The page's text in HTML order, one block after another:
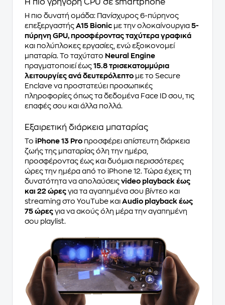
Η πιο γρήγορη CPU σε smartphone
Η πιο δυνατή ομάδα: Πανίσχυρος 6-πύρηνος
επεξεργαστής A15 Bionic με την ολοκαίνουργια 5-
πύρηνη GPU, προσφέροντας ταχύτερα γραφικά
και πολύπλοκες εργασίες, ενώ εξοικονομεί
μπαταρία. Το ταχύτατο Neural Engine
πραγματοποιεί έως 15.8 τρισεκατομμύρια
λειτουργίες ανά δευτερόλεπτο με το Secure
Enclave να προστατεύει προσωπικές
πληροφορίες όπως τα δεδομένα Face ID σου, τις
επαφές σου και άλλα πολλά.
Εξαιρετική διάρκεια μπαταρίας
Το iPhone 13 Pro προσφέρει απίστευτη διάρκεια
ζωής της μπαταρίας όλη την ημέρα,
προσφέροντας έως και δυόμισι περισσότερες
ώρες την ημέρα από το iPhone 12. Τώρα έχεις τη
δυνατότητα να απολαύσεις video playback έως
και 22 ώρες για τα αγαπημένα σου βίντεο και
streaming στο YouTube και Audio playback έως
75 ώρες για να ακούς όλη μέρα την αγαπημένη
σου playlist.